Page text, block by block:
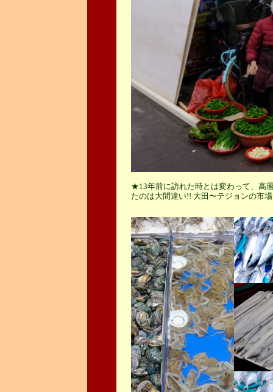
★13年前に訪れた時とは変わって、高
たのは大間違い!! 大田〜テジョンの市